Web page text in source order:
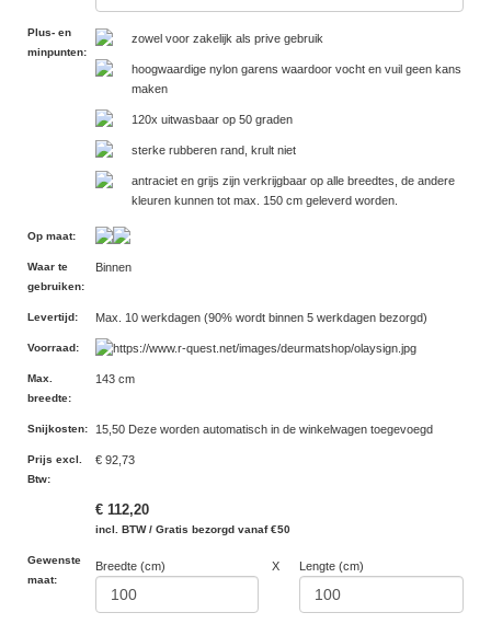
Plus- en
minpunten:
zowel voor zakelijk als prive gebruik
hoogwaardige nylon garens waardoor vocht en vuil geen kans
maken
120x uitwasbaar op 50 graden
sterke rubberen rand, krult niet
antraciet en grijs zijn verkrijgbaar op alle breedtes, de andere
kleuren kunnen tot max. 150 cm geleverd worden.
Op maat:
Waar te
gebruiken:
Binnen
Levertijd : Max. 10 werkdagen (90% wordt binnen 5 werkdagen bezorgd)
Voorraad :
Max.
breedte:
143 cm
Snijkosten: 15,50 Deze worden automatisch in de winkelwagen toegevoegd
Prijs excl.
Btw:
€ 92,73
€ 112,20
incl. BTW / Gratis bezorgd vanaf €50
Gewenste
maat:
Breedte (cm) X Lengte (cm)